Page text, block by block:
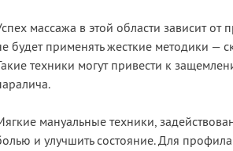
массажа в этой области зависит
будет применять жесткие методики —
техники могут привести к
мануальные техники,
и улучшить состояние. Для